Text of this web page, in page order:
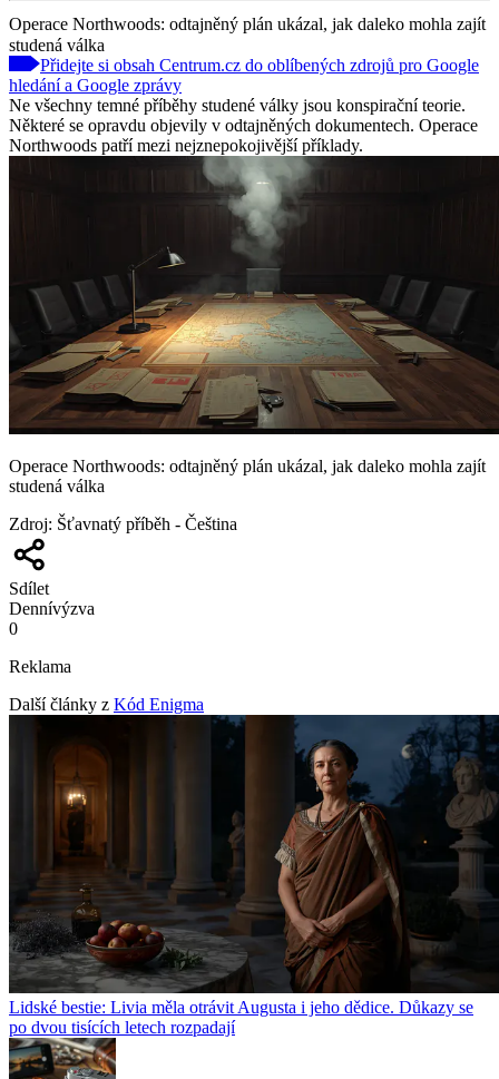
Operace Northwoods: odtajněný plán ukázal, jak daleko mohla zajít
studená válka
Přidejte si obsah Centrum.cz do oblíbených zdrojů pro Google
hledání a Google zprávy
Ne všechny temné příběhy studené války jsou konspirační teorie.
Některé se opravdu objevily v odtajněných dokumentech. Operace
Northwoods patří mezi nejznepokojivější příklady.
Operace Northwoods: odtajněný plán ukázal, jak daleko mohla zajít
studená válka
Zdroj: Šťavnatý příběh - Čeština
Sdílet
Dennívýzva
0
Reklama
Další články z Kód Enigma
Lidské bestie: Livia měla otrávit Augusta i jeho dědice. Důkazy se
po dvou tisících letech rozpadají